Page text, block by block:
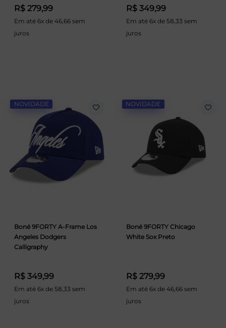
R$ 279,99
Em até 6x de 46,66 sem
juros
R$ 349,99
Em até 6x de 58,33 sem
juros
NOVIDADE
Boné 9FORTY A-Frame Los
Angeles Dodgers
Calligraphy
R$ 349,99
Em até 6x de 58,33 sem
juros
NOVIDADE
Boné 9FORTY Chicago
White Sox Preto
R$ 279,99
Em até 6x de 46,66 sem
juros